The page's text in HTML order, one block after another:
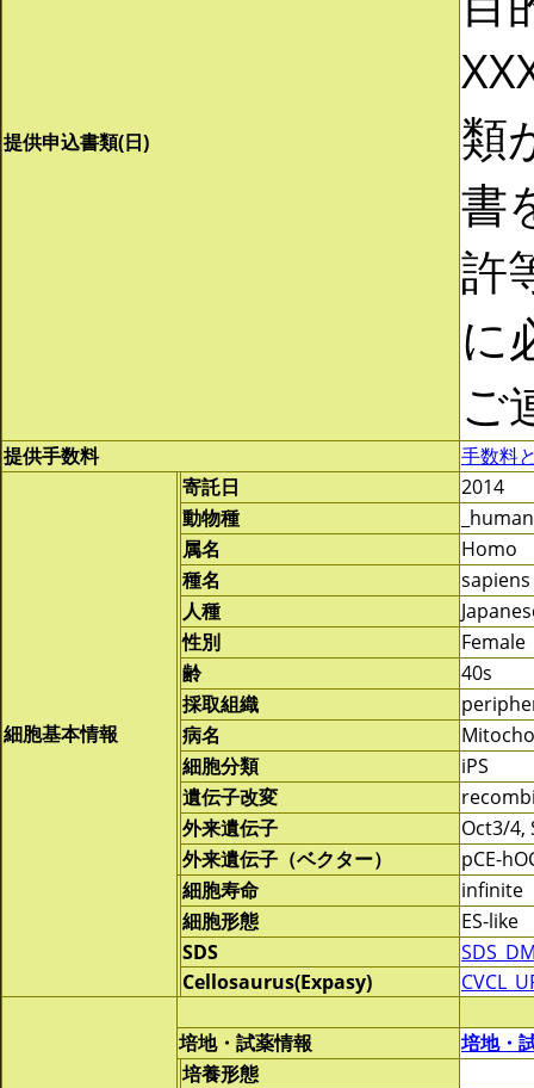
提供申込書類(日)
類
書
許
に
ご
提供手数料 手数料
細胞基本情報
寄託日
2014
動物種
属名
Homo
種名
sapiens
人種
性別
Female
齢
40s
採取組織
病名
細胞分類
iPS
遺伝子改変
外来遺伝子
Oct3/4,
外来遺伝子（ベクター）
pCE-
細胞寿命
infinite
細胞形態
ES-like
SDS
Cellosaurus(Expasy)
培地・試薬情報
培地・
培養形態